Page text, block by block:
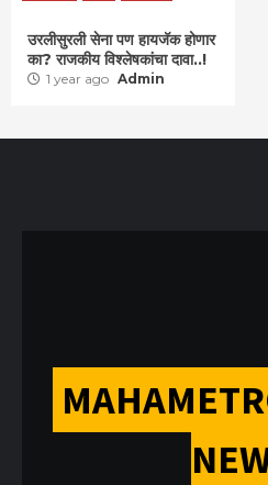
उरलीसुरली सेना पण हायजॅक होणार
का? राजकीय विश्लेषकांचा दावा..!
1 year ago Admin